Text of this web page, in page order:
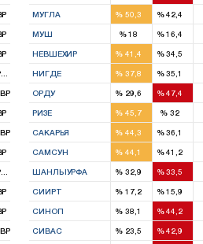
МУГЛА % 50,3 %42,4
МУШ %18
1
%16,4
НЕВШЕХИР % 41,4 %34,5
НИГДЕ % 37,8 %35,1
ОРДУ % 29,6 %47,4
РИЗЕ % 45,7 %32
САКАРЬЯ % 44,3 %36,1
САМСУН % 44,1 %41,2
ШАНЛЫУРФА % 32,9 %33,5
СИИРТ % 17,2 %15,9
СИНОП % 38,1 %44,2
СИВАС % 23,5 %42,9
2